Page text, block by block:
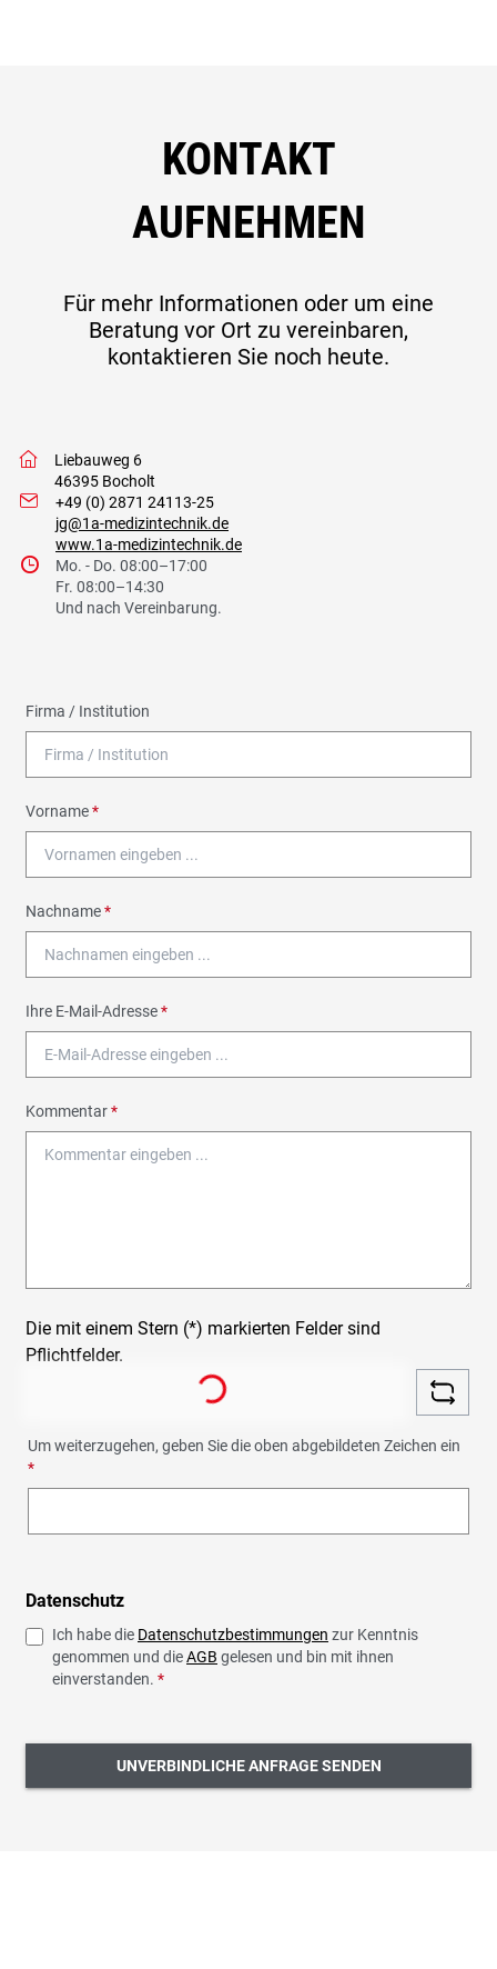
KONTAKT
AUFNEHMEN
Für mehr Informationen oder um eine
Beratung vor Ort zu vereinbaren,
kontaktieren Sie noch heute.
w
Liebauweg 6
46395 Bocholt
I
+49 (0) 2871 24113-25
jg@1a-medizintechnik.de
www.1a-medizintechnik.de
9
Mo. - Do. 08:00–17:00
Fr. 08:00–14:30
Und nach Vereinbarung.
Firma / Institution
Vorname*
Nachname*
Ihre E-Mail-Adresse*
Kommentar*
Die mit einem Stern (*) markierten Felder sind
Pflichtfelder.
Loading...
Um weiterzugehen, geben Sie die oben abgebildeten Zeichen ein
*
Datenschutz
Ich habe die Datenschutzbestimmungen zur Kenntnis
genommen und dieAGB gelesen und bin mit ihnen
einverstanden. *
UNVERBINDLICHE ANFRAGE SENDEN